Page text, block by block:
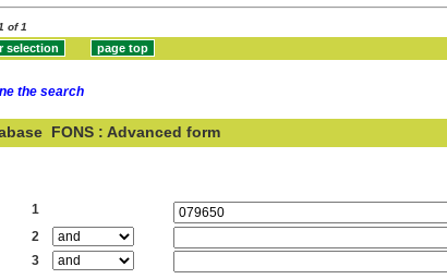
of 1
the search
FONS : Advanced form
1
2
3